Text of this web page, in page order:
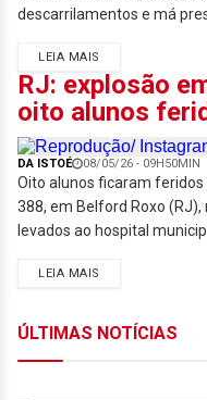
descarrilamentos e má
LEIA MAIS
RJ: explosão
oito alunos
DA ISTOÉ 08/05/26 - 09H50MIN
Oito alunos ficaram feridos
388, em Belford Roxo
levados ao hospital
LEIA MAIS